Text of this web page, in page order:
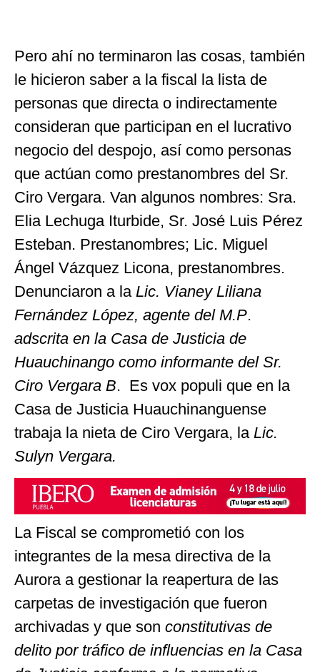
Pero ahí no terminaron las cosas, también
le hicieron saber a la fiscal la lista de
personas que directa o indirectamente
consideran que participan en el lucrativo
negocio del despojo, así como personas
que actúan como prestanombres del Sr.
Ciro Vergara. Van algunos nombres: Sra.
Elia Lechuga Iturbide, Sr. José Luis Pérez
Esteban. Prestanombres; Lic. Miguel
Ángel Vázquez Licona, prestanombres.
Denunciaron a la Lic. Vianey Liliana
Fernández López, agente del M.P.
adscrita en la Casa de Justicia de
Huauchinango como informante del Sr.
Ciro Vergara B. Es vox populi que en la
Casa de Justicia Huauchinanguense
trabaja la nieta de Ciro Vergara, la Lic.
Sulyn Vergara.
La Fiscal se comprometió con los
integrantes de la mesa directiva de la
Aurora a gestionar la reapertura de las
carpetas de investigación que fueron
archivadas y que son constitutivas de
delito por tráfico de influencias en la Casa